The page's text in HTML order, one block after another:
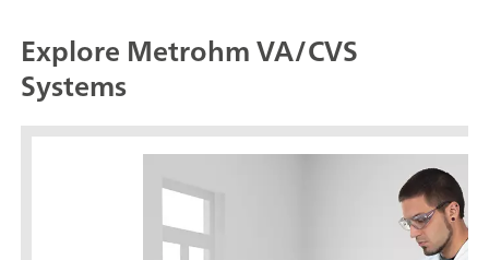
Explore Metrohm VA/CVS
Systems